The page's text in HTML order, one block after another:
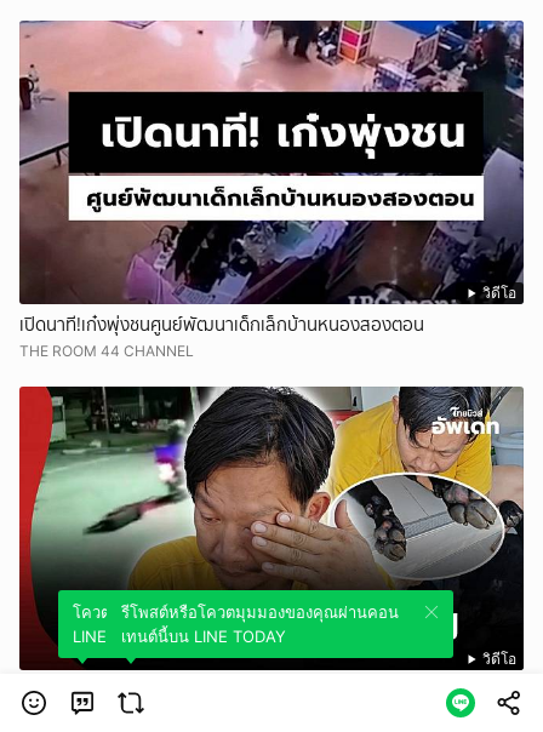
วิดีโอ
เปิดนาที!เก๋งพุ่งชนศูนย์พัฒนาเด็กเล็กบ้านหนองสองตอน
THE ROOM 44 CHANNEL
วิดีโอ
เปิดคลิปนาทีโหด! เจ้าของสุนัขรับไม่ได้ หลังเห็นลาบราดอร์ถูกลากกลาง
ถนน
โควตมุมมองของคุณผ่านคอนเทนต์นี้บน
LINE TODAY
รีโพสต์หรือโควตมุมมองของคุณผ่านคอน
เทนต์นี้บน LINE TODAY